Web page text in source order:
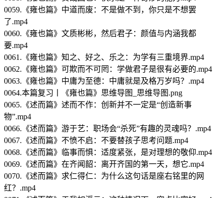
0059.《雍也篇》中道而废：不是做不到，你只是不想罢
了.mp4
0060.《雍也篇》文质彬彬，然后君子：颜值与内涵我都
要.mp4
0061.《雍也篇》知之、好之、乐之：为学有三重境界.mp4
0062.《雍也篇》可欺而不可罔：学做君子是很有必要的.mp4
0063.《雍也篇》中庸为至德：中庸就是及格万岁吗？.mp4
0064.本篇复习丨《雍也篇》思维导图_思维导图.png
0065.《述而篇》述而不作：创新并不一定是“创造新事
物”.mp4
0066.《述而篇》游于艺：职场会“杀死”有趣的灵魂吗？.mp4
0067.《述而篇》不愤不启：不要替孩子思考问题.mp4
0068.《述而篇》临事而惧：适度紧张，是对理想的敬仰.mp4
0069.《述而篇》在齐闻韶：离开齐国的第一天，想它.mp4
0070.《述而篇》求仁得仁：为什么这句话是座右铭里的网
红？.mp4